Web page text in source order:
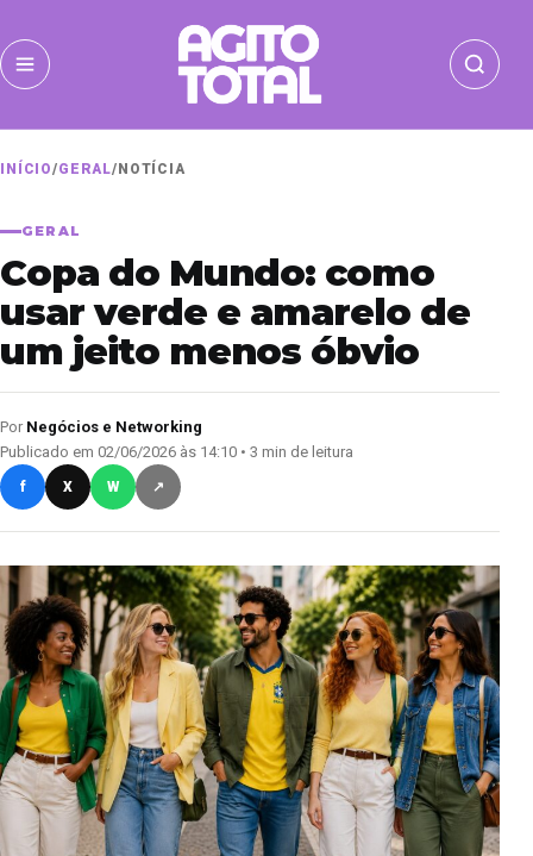
INÍCIO/GERAL/ NOTÍCIA
GERAL
Copa do Mundo: como
usar verde e amarelo de
um jeito menos óbvio
Por Negócios e Networking
Publicado em 02/06/2026 às 14:10 • 3 min de leitura
f X W ↗